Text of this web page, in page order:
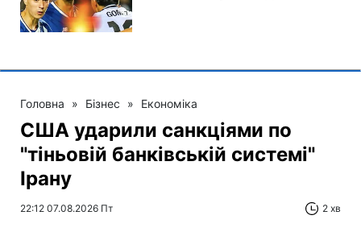
Головна » Бізнес » Економіка
США ударили санкціями по
"тіньовій банківській системі"
Ірану
22:12 07.08.2026 Пт 2 хв